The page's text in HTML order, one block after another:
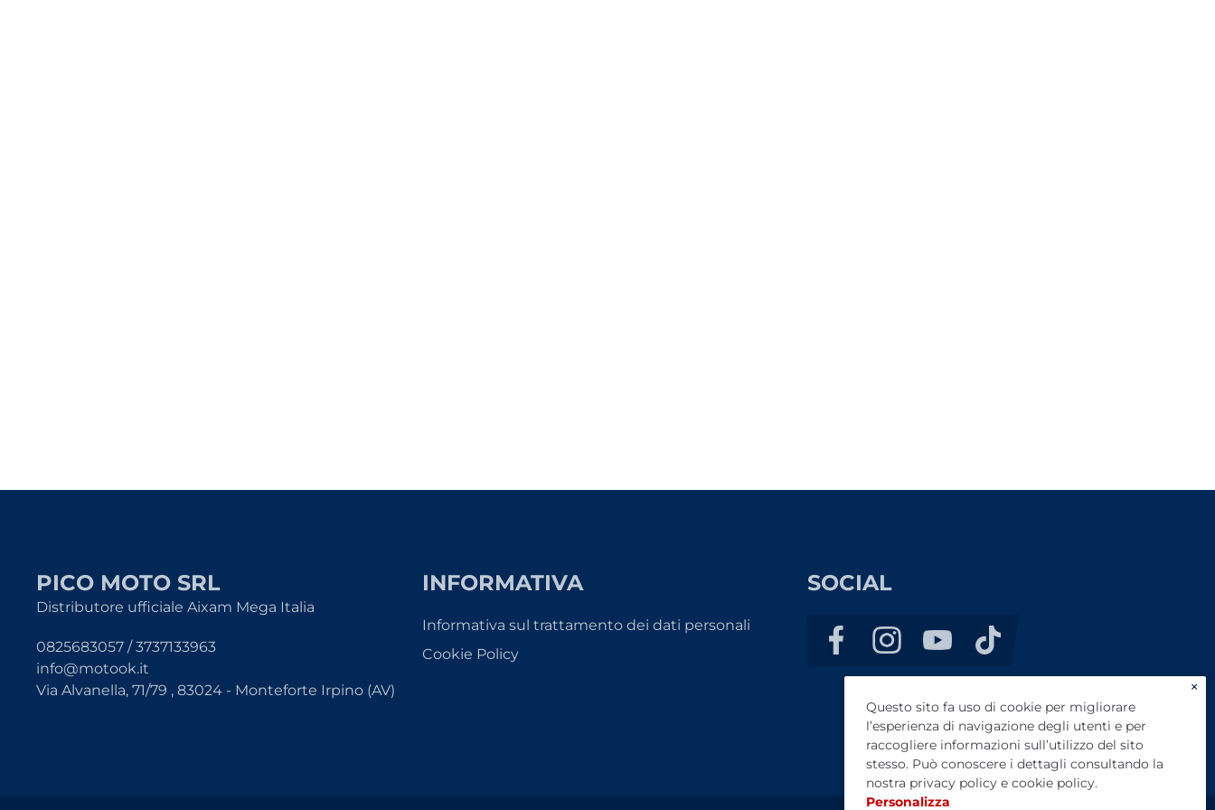
PICO MOTO SRL
Distributore ufficiale Aixam Mega Italia
0825683057 / 3737133963
info@motook.it
Via Alvanella, 71/79 , 83024 - Monteforte Irpino (AV)
INFORMATIVA
Informativa sul trattamento dei dati personali
Cookie Policy
SOCIAL
×
Questo sito fa uso di cookie per migliorare
l’esperienza di navigazione degli utenti e per
raccogliere informazioni sull’utilizzo del sito
stesso. Può conoscere i dettagli consultando la
nostra privacy policy e cookie policy.
Personalizza